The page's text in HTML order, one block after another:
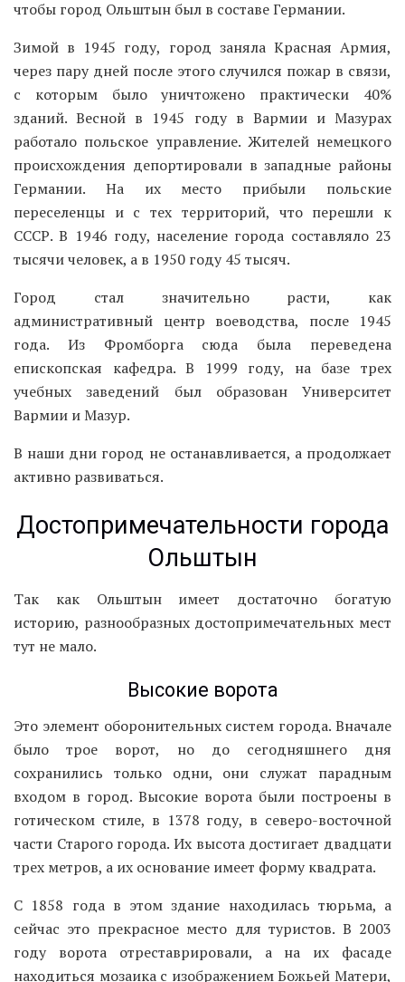
чтобы город Ольштын был в составе Германии.
Зимой в 1945 году, город заняла Красная Армия,
через пару дней после этого случился пожар в связи,
с которым было уничтожено практически 40%
зданий. Весной в 1945 году в Вармии и Мазурах
работало польское управление. Жителей немецкого
происхождения депортировали в западные районы
Германии. На их место прибыли польские
переселенцы и с тех территорий, что перешли к
СССР. В 1946 году, население города составляло 23
тысячи человек, а в 1950 году 45 тысяч.
Город стал значительно расти, как
административный центр воеводства, после 1945
года. Из Фромборга сюда была переведена
епископская кафедра. В 1999 году, на базе трех
учебных заведений был образован Университет
Вармии и Мазур.
В наши дни город не останавливается, а продолжает
активно развиваться.
Достопримечательности города
Ольштын
Так как Ольштын имеет достаточно богатую
историю, разнообразных достопримечательных мест
тут не мало.
Высокие ворота
Это элемент оборонительных систем города. Вначале
было трое ворот, но до сегодняшнего дня
сохранились только одни, они служат парадным
входом в город. Высокие ворота были построены в
готическом стиле, в 1378 году, в северо-восточной
части Старого города. Их высота достигает двадцати
трех метров, а их основание имеет форму квадрата.
С 1858 года в этом здание находилась тюрьма, а
сейчас это прекрасное место для туристов. В 2003
году ворота отреставрировали, а на их фасаде
находиться мозаика с изображением Божьей Матери,